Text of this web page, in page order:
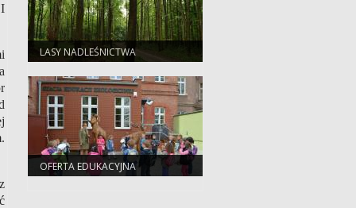
LASY NADLEŚNICTWA
OFERTA EDUKACYJNA